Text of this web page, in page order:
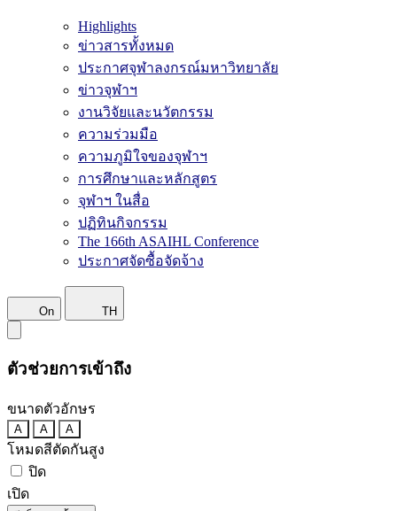
Highlights
ข่าวสารทั้งหมด
ประกาศจุฬาลงกรณ์มหาวิทยาลัย
ข่าวจุฬาฯ
งานวิจัยและนวัตกรรม
ความร่วมมือ
ความภูมิใจของจุฬาฯ
การศึกษาและหลักสูตร
จุฬาฯ ในสื่อ
ปฏิทินกิจกรรม
The 166th ASAIHL Conference
ประกาศจัดซื้อจัดจ้าง
On TH
ตัวช่วยการเข้าถึง
ขนาดตัวอักษร
A A A
โหมดสีตัดกันสูง
ปิด
เปิด